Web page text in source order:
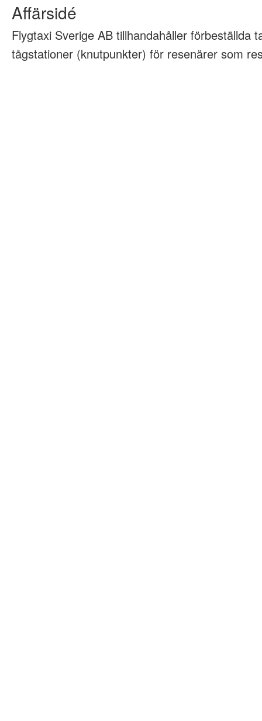
Affärsidé
Flygtaxi Sverige AB tillhandahåller förbeställda
tågstationer (knutpunkter) för resenärer som